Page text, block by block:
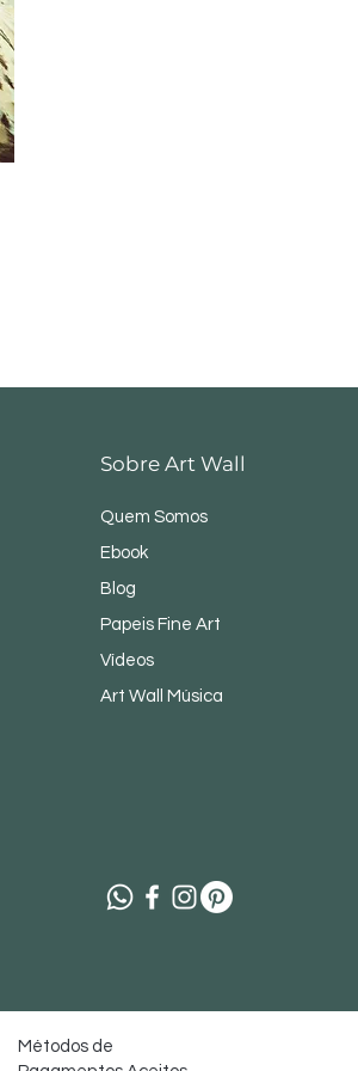
Sobre Art Wall
Quem Somos
Ebook
Blog
Papeis Fine Art
Vídeos
Art Wall Música
Métodos de